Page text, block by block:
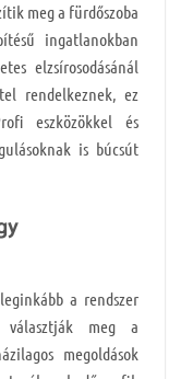
meg a fürdőszoba
ingatlanokban
elzsírosodásánál
rendelkeznek, ez
eszközökkel és
is búcsút
a rendszer
választják meg a
megoldások